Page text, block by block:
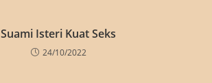
Suami Isteri Kuat Seks
24/10/2022